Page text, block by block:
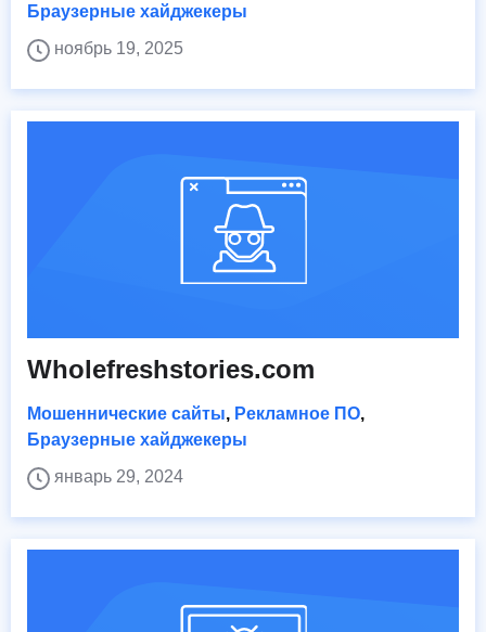
Браузерные хайджекеры
ноябрь 19, 2025
Wholefreshstories.com
Мошеннические сайты, Рекламное ПО,
Браузерные хайджекеры
январь 29, 2024